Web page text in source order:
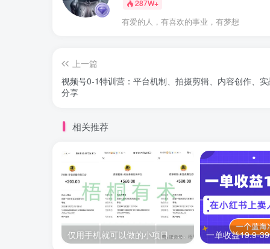
287W+
有爱的人，有喜欢的事业，有梦想
上一篇
视频号0-1特训营：平台机制、拍摄剪辑、内容创作、
分享
相关推荐
仅用手机就可以做的小项目，当天就能见钱，每天100-300